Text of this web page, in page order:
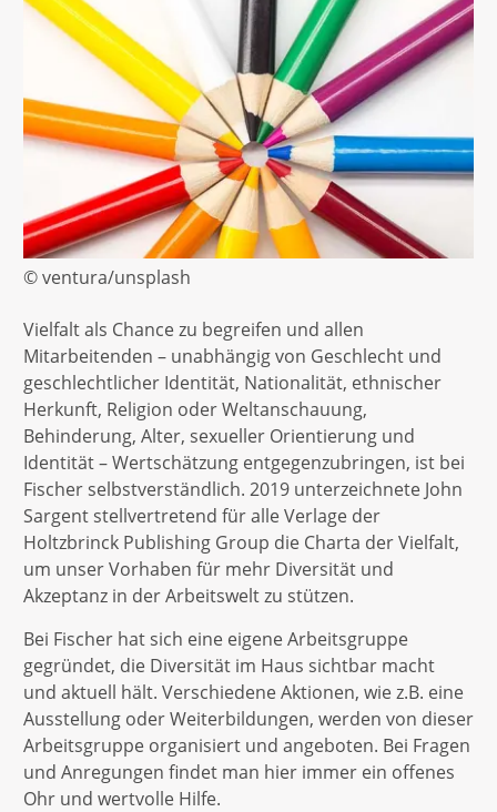
© ventura/unsplash
Vielfalt als Chance zu begreifen und allen
Mitarbeitenden – unabhängig von Geschlecht und
geschlechtlicher Identität, Nationalität, ethnischer
Herkunft, Religion oder Weltanschauung,
Behinderung, Alter, sexueller Orientierung und
Identität – Wertschätzung entgegenzubringen, ist bei
Fischer selbstverständlich. 2019 unterzeichnete John
Sargent stellvertretend für alle Verlage der
Holtzbrinck Publishing Group die Charta der Vielfalt,
um unser Vorhaben für mehr Diversität und
Akzeptanz in der Arbeitswelt zu stützen.
Bei Fischer hat sich eine eigene Arbeitsgruppe
gegründet, die Diversität im Haus sichtbar macht
und aktuell hält. Verschiedene Aktionen, wie z.B. eine
Ausstellung oder Weiterbildungen, werden von dieser
Arbeitsgruppe organisiert und angeboten. Bei Fragen
und Anregungen findet man hier immer ein offenes
Ohr und wertvolle Hilfe.